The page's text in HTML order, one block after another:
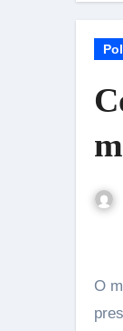
O motorista de transporte por aplicativo Fabiano Oliveira, de 45 anos, morreu e outros sete homens foram